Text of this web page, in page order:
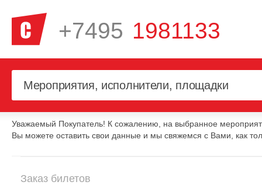
+7495 1981133
Уважаемый Покупатель! К сожалению, на выбранное
Вы можете оставить свои данные и мы свяжемся с Вами, как
Заказ билетов